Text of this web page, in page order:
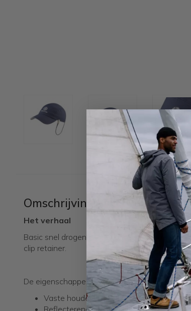
Omschrijving
Het verhaal
Basic snel drogende crew cap met hoge SPF
clip retainer.
De eigenschappen
Vaste houder om de cap vast te houden
Reflecterende rand in klep